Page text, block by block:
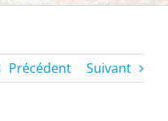
Précédent Suivant